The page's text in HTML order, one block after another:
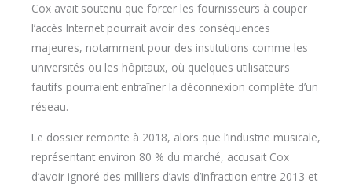
Cox avait soutenu que forcer les fournisseurs à couper
l’accès Internet pourrait avoir des conséquences
majeures, notamment pour des institutions comme les
universités ou les hôpitaux, où quelques utilisateurs
fautifs pourraient entraîner la déconnexion complète d’un
réseau.
Le dossier remonte à 2018, alors que l’industrie musicale,
représentant environ 80 % du marché, accusait Cox
d’avoir ignoré des milliers d’avis d’infraction entre 2013 et